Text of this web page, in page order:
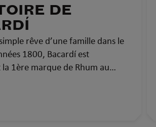
DE
rêve d’une famille dans le
1800, Bacardí est
1ère marque de Rhum au